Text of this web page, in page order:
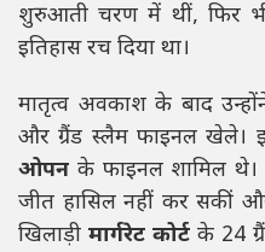
शुरुआती चरण में थीं, फिर
इतिहास रच दिया था।
मातृत्व अवकाश के बाद
और ग्रैंड स्लैम फाइनल खेले।
ओपन के फाइनल शामिल थे।
जीत हासिल नहीं कर सकीं
खिलाड़ी मार्गरेट कोर्ट के 24